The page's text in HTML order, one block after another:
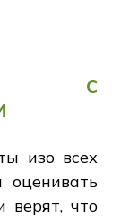
с
изо всех
оценивать
верят, что